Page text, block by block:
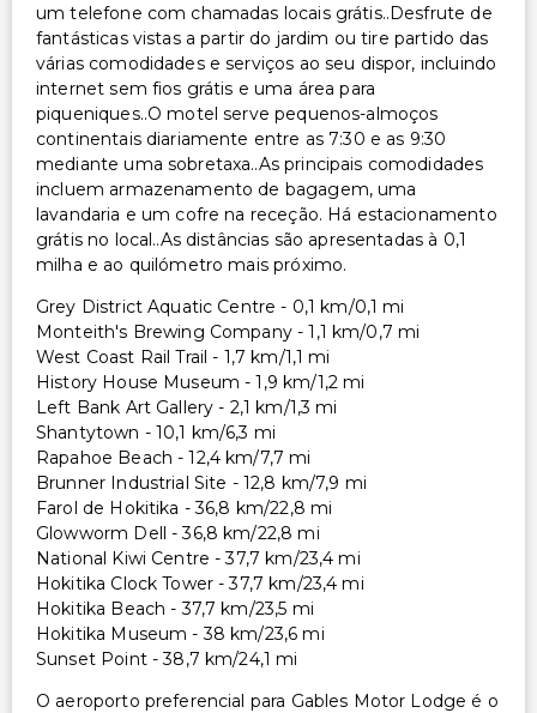
um telefone com chamadas locais grátis..Desfrute de
fantásticas vistas a partir do jardim ou tire partido das
várias comodidades e serviços ao seu dispor, incluindo
internet sem fios grátis e uma área para
piqueniques..O motel serve pequenos-almoços
continentais diariamente entre as 7:30 e as 9:30
mediante uma sobretaxa..As principais comodidades
incluem armazenamento de bagagem, uma
lavandaria e um cofre na receção. Há estacionamento
grátis no local..As distâncias são apresentadas à 0,1
milha e ao quilómetro mais próximo.
Grey District Aquatic Centre - 0,1 km/0,1 mi
Monteith's Brewing Company - 1,1 km/0,7 mi
West Coast Rail Trail - 1,7 km/1,1 mi
History House Museum - 1,9 km/1,2 mi
Left Bank Art Gallery - 2,1 km/1,3 mi
Shantytown - 10,1 km/6,3 mi
Rapahoe Beach - 12,4 km/7,7 mi
Brunner Industrial Site - 12,8 km/7,9 mi
Farol de Hokitika - 36,8 km/22,8 mi
Glowworm Dell - 36,8 km/22,8 mi
National Kiwi Centre - 37,7 km/23,4 mi
Hokitika Clock Tower - 37,7 km/23,4 mi
Hokitika Beach - 37,7 km/23,5 mi
Hokitika Museum - 38 km/23,6 mi
Sunset Point - 38,7 km/24,1 mi
O aeroporto preferencial para Gables Motor Lodge é o